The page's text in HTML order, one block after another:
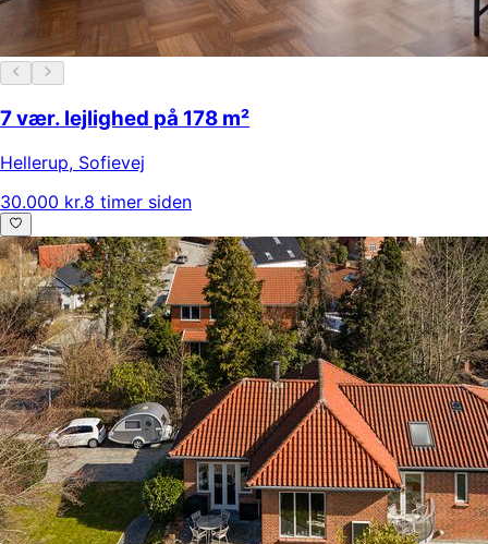
7 vær. lejlighed på 178 m²
Hellerup, Sofievej
30.000 kr.8 timer siden